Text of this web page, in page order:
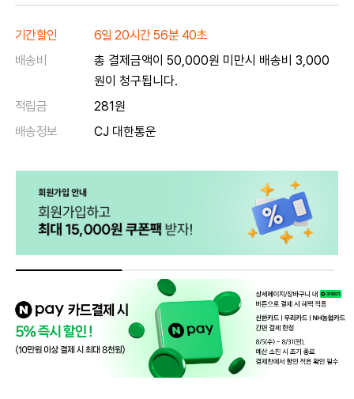
기간할인
6일 20시간 56분 40초
배송비
총 결제금액이 50,000원 미만시 배송비 3,000
원이 청구됩니다.
적립금
281원
배송정보
CJ 대한통운